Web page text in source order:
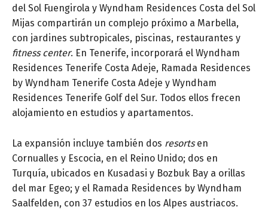
del Sol Fuengirola y Wyndham Residences Costa del Sol
Mijas compartirán un complejo próximo a Marbella,
con jardines subtropicales, piscinas, restaurantes y
fitness center. En Tenerife, incorporará el Wyndham
Residences Tenerife Costa Adeje, Ramada Residences
by Wyndham Tenerife Costa Adeje y Wyndham
Residences Tenerife Golf del Sur. Todos ellos frecen
alojamiento en estudios y apartamentos.
La expansión incluye también dos resortsen
Cornualles y Escocia, en el Reino Unido; dos en
Turquía, ubicados en Kusadasi y Bozbuk Bay a orillas
del mar Egeo; y el Ramada Residences by Wyndham
Saalfelden, con 37 estudios en los Alpes austriacos.